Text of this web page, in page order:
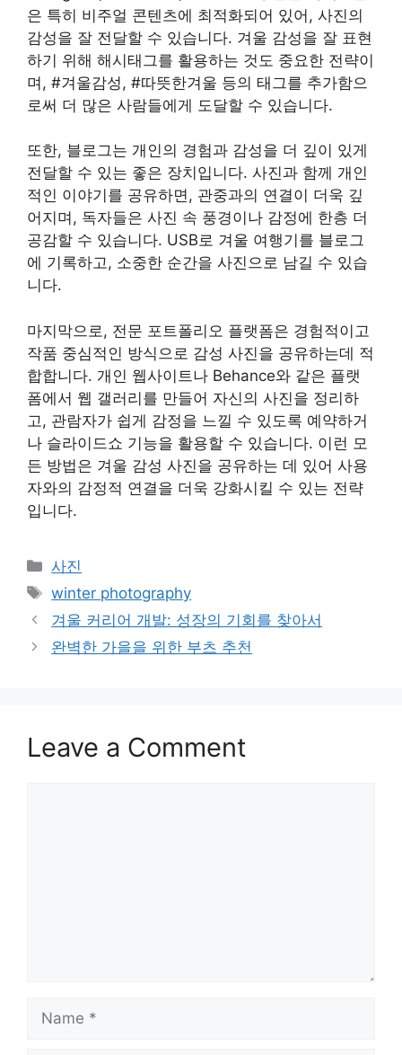
은 특히 비주얼 콘텐츠에 최적화되어 있어, 사진의
감성을 잘 전달할 수 있습니다. 겨울 감성을 잘 표현
하기 위해 해시태그를 활용하는 것도 중요한 전략이
며, #겨울감성, #따뜻한겨울 등의 태그를 추가함으
로써 더 많은 사람들에게 도달할 수 있습니다.
또한, 블로그는 개인의 경험과 감성을 더 깊이 있게
전달할 수 있는 좋은 장치입니다. 사진과 함께 개인
적인 이야기를 공유하면, 관중과의 연결이 더욱 깊
어지며, 독자들은 사진 속 풍경이나 감정에 한층 더
공감할 수 있습니다. USB로 겨울 여행기를 블로그
에 기록하고, 소중한 순간을 사진으로 남길 수 있습
니다.
마지막으로, 전문 포트폴리오 플랫폼은 경험적이고
작품 중심적인 방식으로 감성 사진을 공유하는데 적
합합니다. 개인 웹사이트나 Behance와 같은 플랫
폼에서 웹 갤러리를 만들어 자신의 사진을 정리하
고, 관람자가 쉽게 감정을 느낄 수 있도록 예약하거
나 슬라이드쇼 기능을 활용할 수 있습니다. 이런 모
든 방법은 겨울 감성 사진을 공유하는 데 있어 사용
자와의 감정적 연결을 더욱 강화시킬 수 있는 전략
입니다.
Categories
사진
Tags
winter photography
겨울 커리어 개발: 성장의 기회를 찾아서
완벽한 가을을 위한 부츠 추천
Leave a Comment